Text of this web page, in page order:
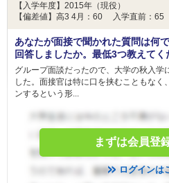
【入学年度】2015年（現役）
【偏差値】高3 4月：60 入学直前：65
あなたが面接で聞かれた質問は何
回答しましたか。最低3つ教えてく
グループ面談だったので、大学の秋入学
した。面接官は特に口を挟むこともなく
ンするという形...
まずは会員登
ログインは